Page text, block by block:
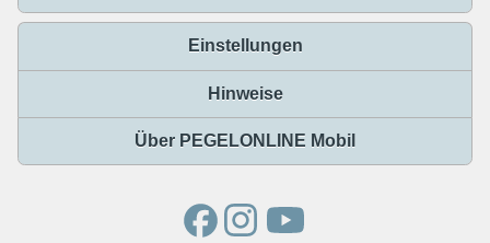
Einstellungen
Hinweise
Über PEGELONLINE Mobil